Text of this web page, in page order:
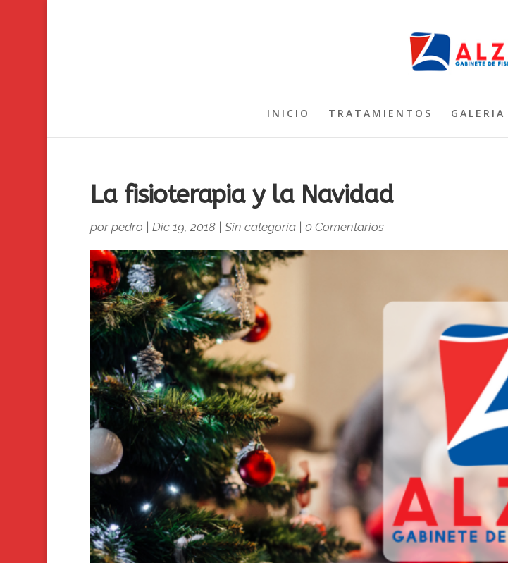
INICIO TRATAMIENTOS GALERIA
La fisioterapia y la Navidad
porpedro Dic 19, 2018| Sin categoría| 0 Comentarios